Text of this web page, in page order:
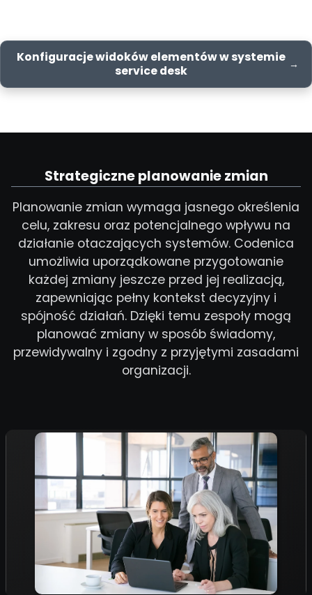
Konfiguracje widoków elementów w systemie
service desk
Strategiczne planowanie zmian
Planowanie zmian wymaga jasnego określenia
celu, zakresu oraz potencjalnego wpływu na
działanie otaczających systemów. Codenica
umożliwia uporządkowane przygotowanie
każdej zmiany jeszcze przed jej realizacją,
zapewniając pełny kontekst decyzyjny i
spójność działań. Dzięki temu zespoły mogą
planować zmiany w sposób świadomy,
przewidywalny i zgodny z przyjętymi zasadami
organizacji.